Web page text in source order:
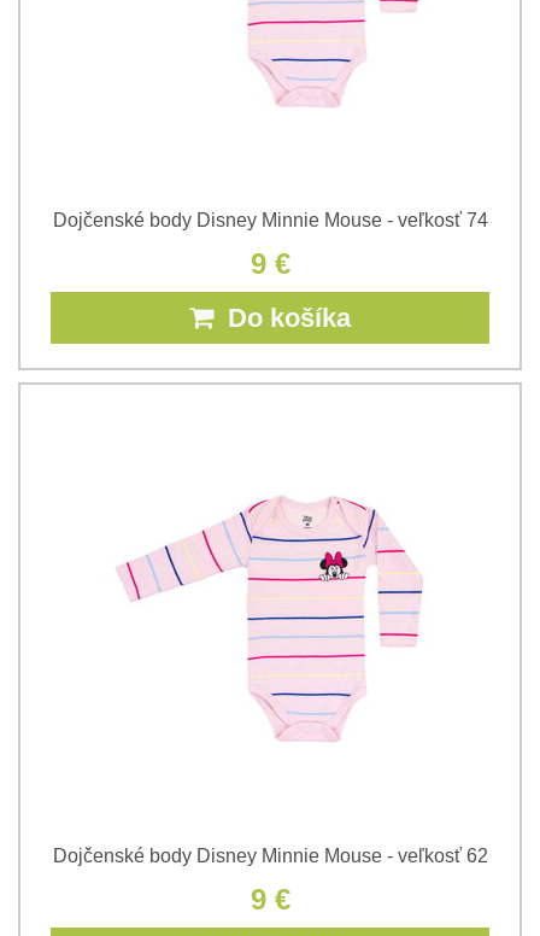
Dojčenské body Disney Minnie Mouse - veľkosť 74
9 €
Do košíka
Dojčenské body Disney Minnie Mouse - veľkosť 62
9 €